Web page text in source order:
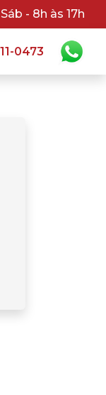
- 8h às 17h
0473